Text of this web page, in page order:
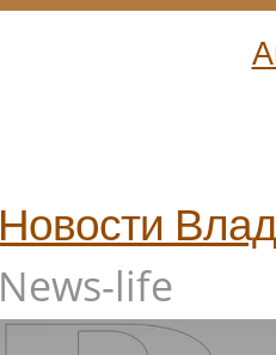
Новости
News-life